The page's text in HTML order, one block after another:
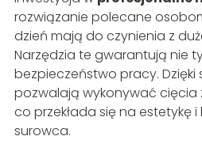
rozwiązanie polecane
dzień mają do czynienia z
Narzędzia te gwarantują nie
bezpieczeństwo pracy. Dzięki
pozwalają wykonywać cięcia
co przekłada się na estetykę
surowca.